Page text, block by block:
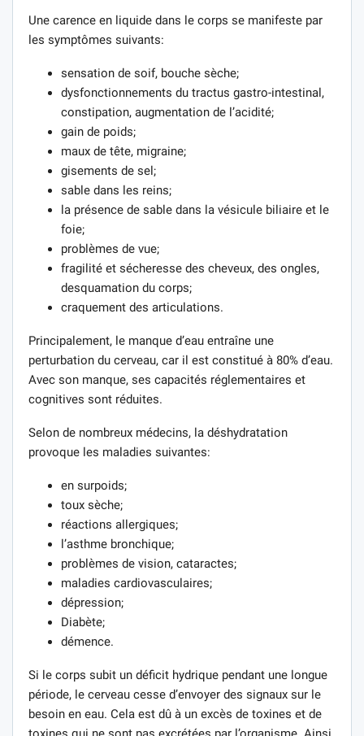
Une carence en liquide dans le corps se manifeste par
les symptômes suivants:
sensation de soif, bouche sèche;
dysfonctionnements du tractus gastro-intestinal,
constipation, augmentation de l’acidité;
gain de poids;
maux de tête, migraine;
gisements de sel;
sable dans les reins;
la présence de sable dans la vésicule biliaire et le
foie;
problèmes de vue;
fragilité et sécheresse des cheveux, des ongles,
desquamation du corps;
craquement des articulations.
Principalement, le manque d’eau entraîne une
perturbation du cerveau, car il est constitué à 80% d’eau.
Avec son manque, ses capacités réglementaires et
cognitives sont réduites.
Selon de nombreux médecins, la déshydratation
provoque les maladies suivantes:
en surpoids;
toux sèche;
réactions allergiques;
l’asthme bronchique;
problèmes de vision, cataractes;
maladies cardiovasculaires;
dépression;
Diabète;
démence.
Si le corps subit un déficit hydrique pendant une longue
période, le cerveau cesse d’envoyer des signaux sur le
besoin en eau. Cela est dû à un excès de toxines et de